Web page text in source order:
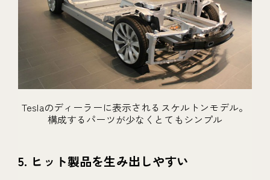
Teslaのディーラーに表示されるスケルトンモデル。
構成するパーツが少なくとてもシンプル
5. ヒット製品を生み出しやすい